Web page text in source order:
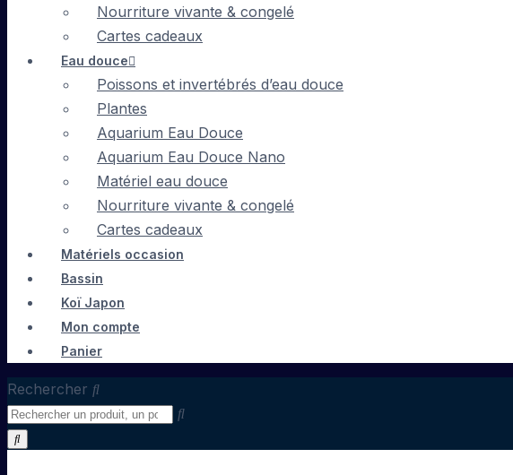
Nourriture vivante & congelé
Cartes cadeaux
Eau douce
Poissons et invertébrés d’eau douce
Plantes
Aquarium Eau Douce
Aquarium Eau Douce Nano
Matériel eau douce
Nourriture vivante & congelé
Cartes cadeaux
Matériels occasion
Bassin
Koï Japon
Mon compte
Panier
Rechercher